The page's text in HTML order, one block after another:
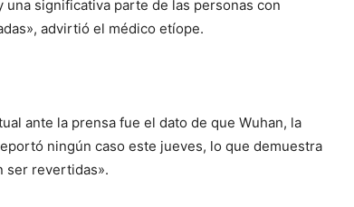
significativa parte de las personas con
advirtió el médico etíope.
ante la prensa fue el dato de que Wuhan, la
ningún caso este jueves, lo que demuestra
ser revertidas».